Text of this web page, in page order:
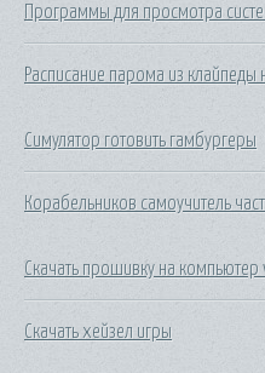
Программы для просмотра
Расписание парома из клайпеды
Симулятор готовить гамбургеры
Корабельников самоучитель
Скачать прошивку на
Скачать хейзел игры